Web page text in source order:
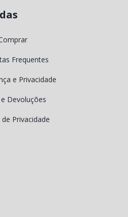
Frequentes
e Privacidade
Devoluções
Privacidade